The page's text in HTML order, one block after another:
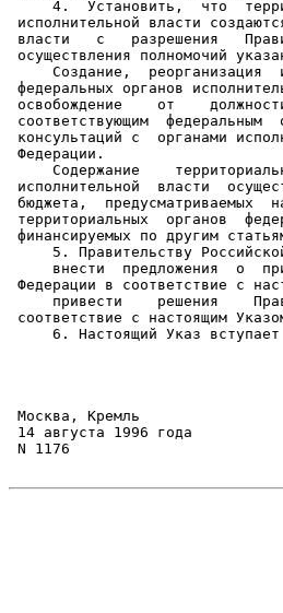
4.  Установить,  что
исполнительной власти
власти   с   разрешения
осуществления полномочий
Создание,  реорганизация
федеральных органов
освобождение    от
соответствующим  федеральным
консультаций с  органами
Федерации.
Содержание
исполнительной  власти
бюджета,  предусматриваемых
территориальных  органов
финансируемых по другим
5. Правительству
внести  предложения  о
Федерации в соответствие с
привести    решения
соответствие с настоящим
6. Настоящий Указ
Москва, Кремль
14 августа 1996 года
N 1176